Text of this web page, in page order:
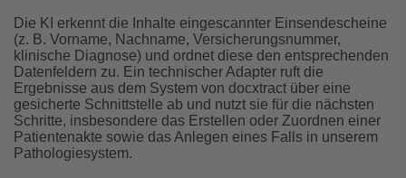
Die KI erkennt die Inhalte eingescannter Einsendescheine
(z. B. Vorname, Nachname, Versicherungsnummer,
klinische Diagnose) und ordnet diese den entsprechenden
Datenfeldern zu. Ein technischer Adapter ruft die
Ergebnisse aus dem System von docxtract über eine
gesicherte Schnittstelle ab und nutzt sie für die nächsten
Schritte, insbesondere das Erstellen oder Zuordnen einer
Patientenakte sowie das Anlegen eines Falls in unserem
Pathologiesystem.